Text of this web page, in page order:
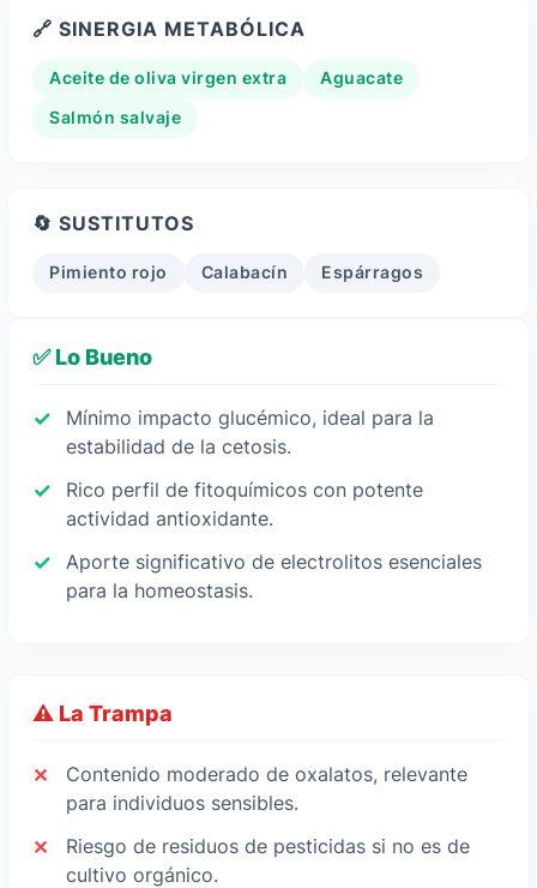
🔗 SINERGIA METABÓLICA
Aceite de oliva virgen extra Aguacate
Salmón salvaje
🔄 SUSTITUTOS
Pimiento rojo Calabacín Espárragos
✅ Lo Bueno
Mínimo impacto glucémico, ideal para la
estabilidad de la cetosis.
Rico perfil de fitoquímicos con potente
actividad antioxidante.
Aporte significativo de electrolitos esenciales
para la homeostasis.
⚠️ La Trampa
Contenido moderado de oxalatos, relevante
para individuos sensibles.
Riesgo de residuos de pesticidas si no es de
cultivo orgánico.